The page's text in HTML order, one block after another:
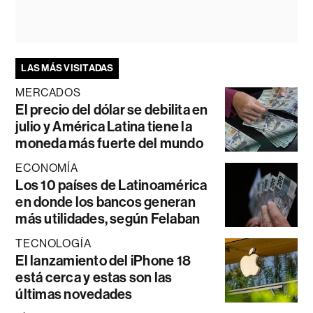
LAS MÁS VISITADAS
MERCADOS
El precio del dólar se debilita en
julio y América Latina tiene la
moneda más fuerte del mundo
ECONOMÍA
Los 10 países de Latinoamérica
en donde los bancos generan
más utilidades, según Felaban
TECNOLOGÍA
El lanzamiento del iPhone 18
está cerca y estas son las
últimas novedades